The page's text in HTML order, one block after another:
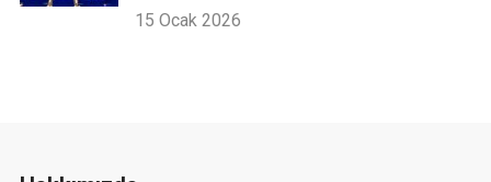
15 Ocak 2026